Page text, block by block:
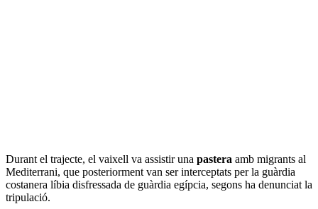
Durant el trajecte, el vaixell va assistir una pastera amb migrants al
Mediterrani, que posteriorment van ser interceptats per la guàrdia
costanera líbia disfressada de guàrdia egípcia, segons ha denunciat la
tripulació.